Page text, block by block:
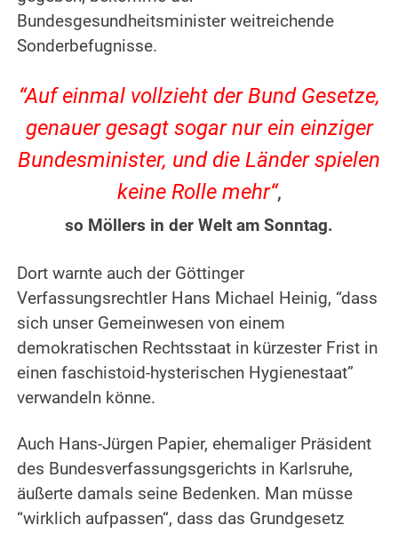
Bundesgesundheitsminister weitreichende
Sonderbefugnisse.
“Auf einmal vollzieht der Bund Gesetze,
genauer gesagt sogar nur ein einziger
Bundesminister, und die Länder spielen
keine Rolle mehr“,
so Möllers in der Welt am Sonntag.
Dort warnte auch der Göttinger
Verfassungsrechtler Hans Michael Heinig, “dass
sich unser Gemeinwesen von einem
demokratischen Rechtsstaat in kürzester Frist in
einen faschistoid-hysterischen Hygienestaat”
verwandeln könne.
Auch Hans-Jürgen Papier, ehemaliger Präsident
des Bundesverfassungsgerichts in Karlsruhe,
äußerte damals seine Bedenken. Man müsse
“wirklich aufpassen“, dass das Grundgesetz